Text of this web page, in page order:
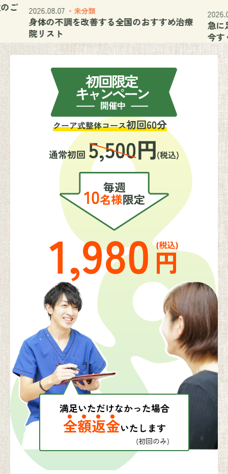
ご 2026.08.07 ・未分類
身体の不調を改善する全国のおすすめ治療
院リスト
急に
今す